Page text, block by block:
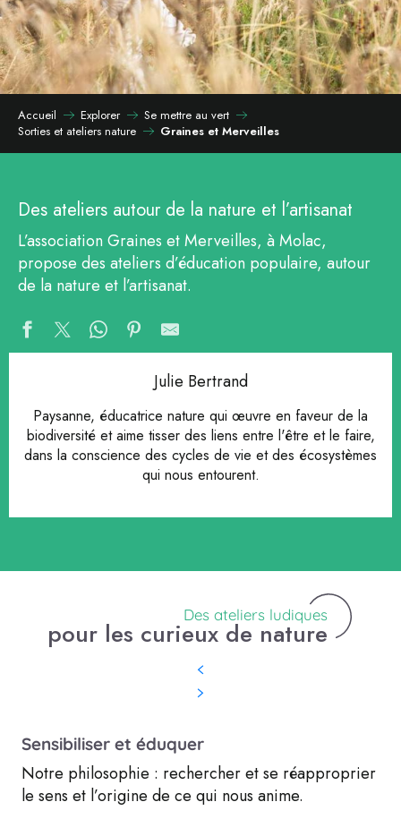
Accueil Explorer
Se mettre au vert
Sorties et ateliers nature
Graines et Merveilles
Des ateliers autour de la nature et l’artisanat
L’association Graines et Merveilles, à Molac,
propose des ateliers d’éducation populaire, autour
de la nature et l’artisanat.
Julie Bertrand
Paysanne, éducatrice nature qui œuvre en faveur de la
biodiversité et aime tisser des liens entre l'être et le faire,
dans la conscience des cycles de vie et des écosystèmes
qui nous entourent.
Des ateliers ludiques
pour les curieux de nature
Sensibiliser et éduquer
Notre philosophie : rechercher et se réapproprier
le sens et l’origine de ce qui nous anime.